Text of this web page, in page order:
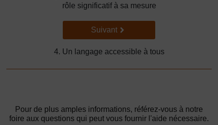
rôle significatif à sa mesure
Suivant
Suivant
4. Un langage accessible à tous
Pour de plus amples informations, référez-vous à notre
foire aux questions qui peut vous fournir l'aide nécessaire.